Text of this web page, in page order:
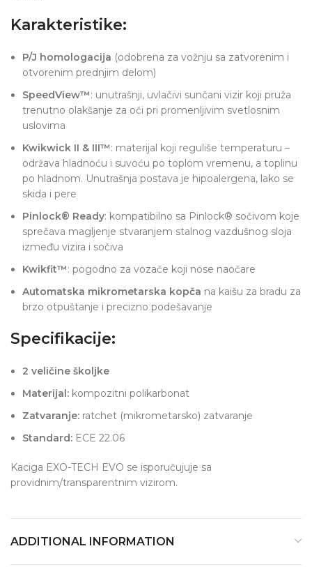
Karakteristike:
P/J homologacija (odobrena za vožnju sa zatvorenim i
otvorenim prednjim delom)
SpeedView™: unutrašnji, uvlačivi sunčani vizir koji pruža
trenutno olakšanje za oči pri promenljivim svetlosnim
uslovima
Kwikwick II & III™: materijal koji reguliše temperaturu –
održava hladnoću i suvoću po toplom vremenu, a toplinu
po hladnom. Unutrašnja postava je hipoalergena, lako se
skida i pere
Pinlock® Ready: kompatibilno sa Pinlock® sočivom koje
sprečava magljenje stvaranjem stalnog vazdušnog sloja
između vizira i sočiva
Kwikfit™: pogodno za vozače koji nose naočare
Automatska mikrometarska kopča na kaišu za bradu za
brzo otpuštanje i precizno podešavanje
Specifikacije:
2 veličine školjke
Materijal: kompozitni polikarbonat
Zatvaranje: ratchet (mikrometarsko) zatvaranje
Standard: ECE 22.06
Kaciga EXO-TECH EVO se isporučujuje sa
providnim/transparentnim vizirom.
ADDITIONAL INFORMATION